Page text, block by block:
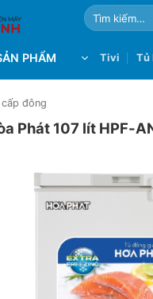
Tìm
kiếm:
PHẨM Tivi Tủ
cấp đông
Phát 107 lít HPF-